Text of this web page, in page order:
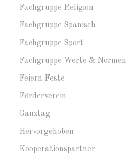
Fachgruppe Religion
Fachgruppe Spanisch
Fachgruppe Sport
Fachgruppe Werte & Normen
Feiern Feste
Förderverein
Ganztag
Hervorgehoben
Kooperationspartner